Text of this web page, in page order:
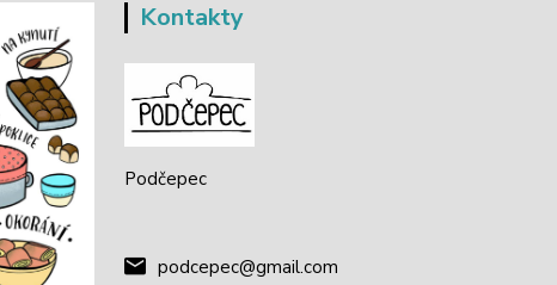
Kontakty
Podčepec
podcepec@gmail.com